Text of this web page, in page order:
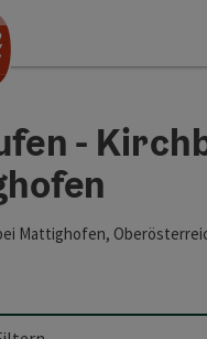
-
Mattighofen,